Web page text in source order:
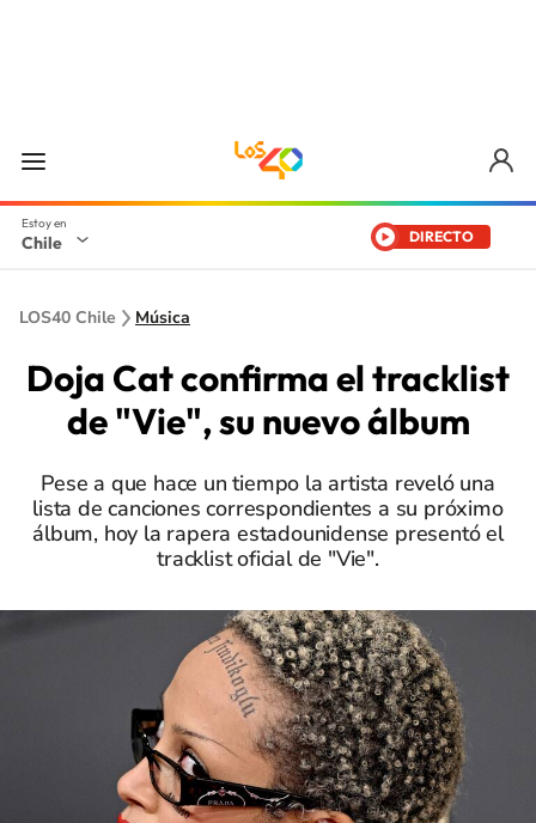
Chile DIRECTO
LOS40 Chile Música
Doja Cat confirma el tracklist
de "Vie", su nuevo álbum
Pese a que hace un tiempo la artista reveló una
lista de canciones correspondientes a su próximo
álbum, hoy la rapera estadounidense presentó el
tracklist oficial de "Vie".